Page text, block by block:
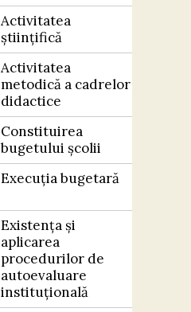
Activitatea
științifică
Activitatea
metodică a cadrelor
didactice
Constituirea
bugetului școlii
Execuția bugetară
Existența și
aplicarea
procedurilor de
autoevaluare
instituțională